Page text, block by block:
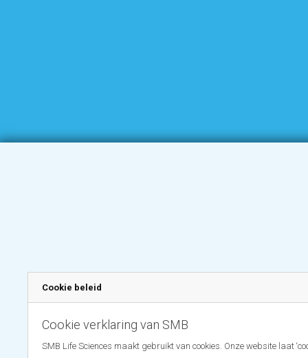
Cookie beleid
Cookie verklaring van SMB
SMB Life Sciences maakt gebruikt van cookies. Onze website laat